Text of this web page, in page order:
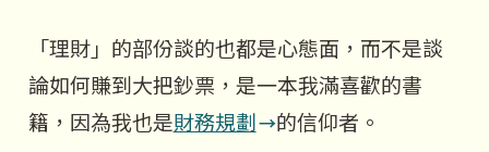
「理財」的部份談的也都是心態面，而不是談
論如何賺到大把鈔票，是一本我滿喜歡的書
籍，因為我也是財務規劃 的信仰者。